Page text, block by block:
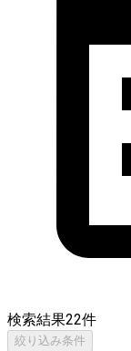
検索結果22件
絞り込み条件